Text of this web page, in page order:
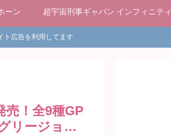
ーン 超宇宙刑事ギャバン インフィニティ
ト広告を利用してます
売！全9種GP
リージョ…